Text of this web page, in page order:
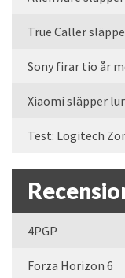
True Caller
Sony firar tio år
Xiaomi släpper
Test: Logitech
4PGP
Forza Horizon 6